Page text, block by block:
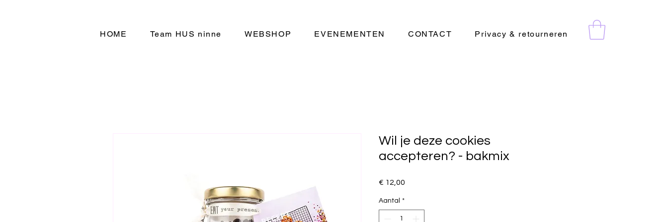
HOME Team HUS ninne WEBSHOP EVENEMENTEN CONTACT Privacy & retourneren
Wil je deze cookies
accepteren? - bakmix
€ 12,00
Aantal *